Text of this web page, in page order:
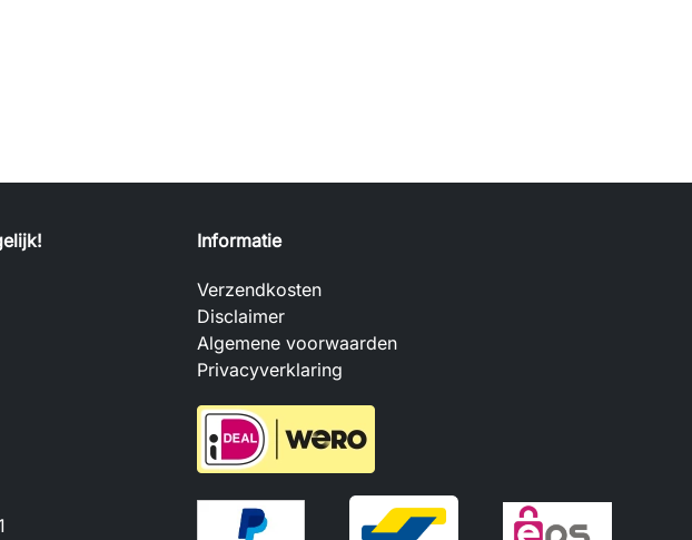
Informatie
Verzendkosten
Disclaimer
Algemene voorwaarden
Privacyverklaring